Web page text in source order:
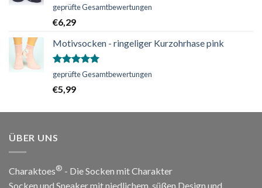
Bewertet
von 5
geprüfte Gesamtbewertungen
€6,29
Motivsocken - ringeliger Kurzohrhase pink
Bewertet
von 5
geprüfte Gesamtbewertungen
€5,99
ÜBER UNS
Charaktoes® - Die Socken mit Charakter
Socken und Sneaker mit niedlichem, süßen Design und